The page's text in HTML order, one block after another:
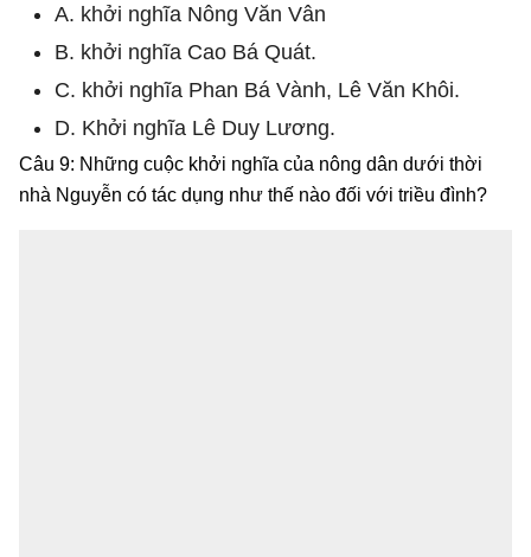
A. khởi nghĩa Nông Văn Vân
B. khởi nghĩa Cao Bá Quát.
C. khởi nghĩa Phan Bá Vành, Lê Văn Khôi.
D. Khởi nghĩa Lê Duy Lương.
Câu 9: Những cuộc khởi nghĩa của nông dân dưới thời
nhà Nguyễn có tác dụng như thế nào đối với triều đình?